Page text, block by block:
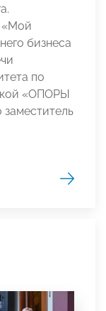
«Мой
бизнеса
по
«ОПОРЫ
заместитель